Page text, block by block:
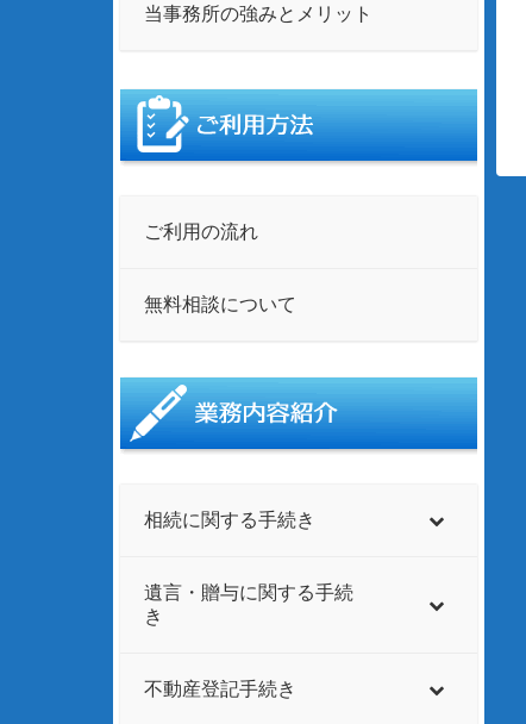
当事務所の強みとメリット
ご利用の流れ
無料相談について
相続に関する手続き
遺言・贈与に関する手続
き
不動産登記手続き